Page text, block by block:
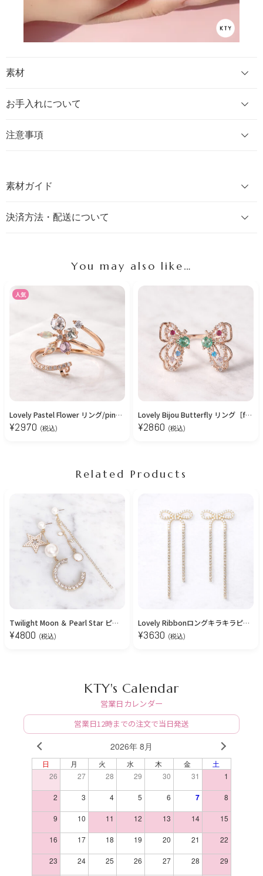
素材
お手入れについて
注意事項
素材ガイド
決済方法・配送について
You may also like…
人気
Lovely Pastel Flower リング/pink gold［free size］
¥2970 (税込)
Lovely Bijou Butterfly リング［free size］
¥2860 (税込)
Related Products
Twilight Moon ＆ Pearl Star ピアス/イヤリング
¥4800 (税込)
Lovely Ribbonロングキラキラピアス
¥3630 (税込)
KTY's Calendar
営業日カレンダー
営業日12時までの注文で当日発送
2026年 8月 NEXT
日 月 火 水 木 金
土
26
27 28 29 30 31 1
2 3 4 5 6 7 8
9 10 11 12 13 14 15
16 17 18 19 20 21 22
23 24 25 26 27 28 29